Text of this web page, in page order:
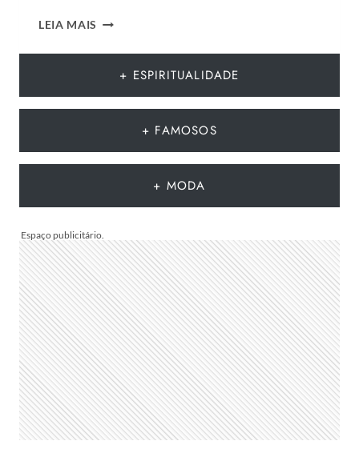
LEIA MAIS
DE
MODA
QUE
AO
NA
PRÓXIMA
TEMPORADA
+ ESPIRITUALIDADE
+ FAMOSOS
+ MODA